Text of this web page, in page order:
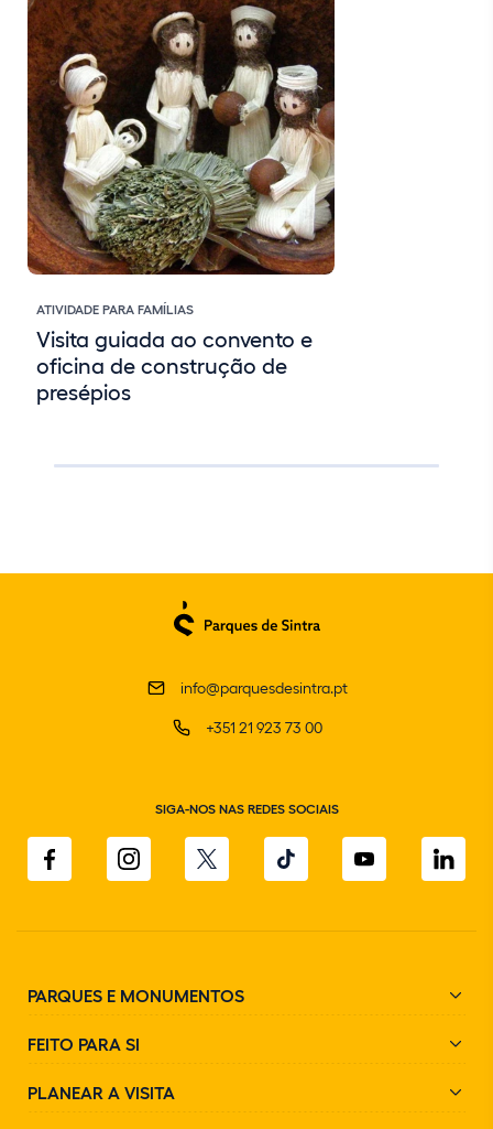
ATIVIDADE PARA FAMÍLIAS
Visita guiada ao convento e
oficina de construção de
presépios
info@parquesdesintra.pt
+351 21 923 73 00
SIGA-NOS NAS REDES SOCIAIS
PARQUES E MONUMENTOS
FEITO PARA SI
PLANEAR A VISITA